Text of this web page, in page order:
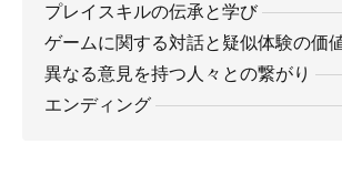
プレイスキルの伝承と学び
ゲームに関する対話と疑似体験の価
異なる意見を持つ人々との繋がり
エンディング